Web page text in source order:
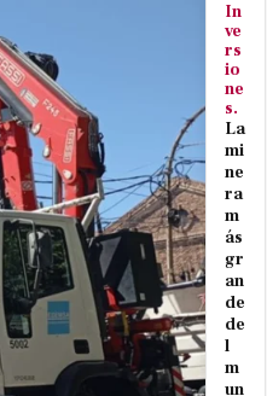
In
ve
rs
io
ne
s.
La
mi
ne
ra
m
ás
gr
an
de
de
l
m
un